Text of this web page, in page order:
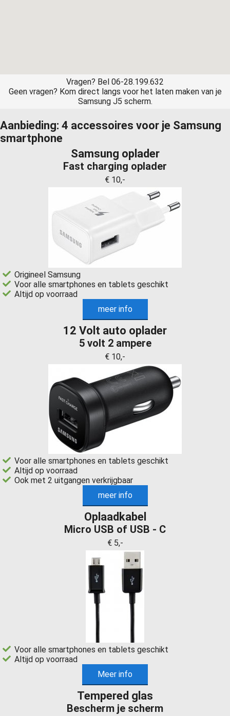
Vragen? Bel 06-28.199.632
Geen vragen? Kom direct langs voor het laten maken van je
Samsung J5 scherm.
Aanbieding: 4 accessoires voor je Samsung
smartphone
Samsung oplader
Fast charging oplader
€ 10,-
Origineel Samsung
Voor alle smartphones en tablets geschikt
Altijd op voorraad
meer info
12 Volt auto oplader
5 volt 2 ampere
€ 10,-
Voor alle smartphones en tablets geschikt
Altijd op voorraad
Ook met 2 uitgangen verkrijgbaar
meer info
Oplaadkabel
Micro USB of USB - C
€ 5,-
Voor alle smartphones en tablets geschikt
Altijd op voorraad
Meer info
Tempered glas
Bescherm je scherm